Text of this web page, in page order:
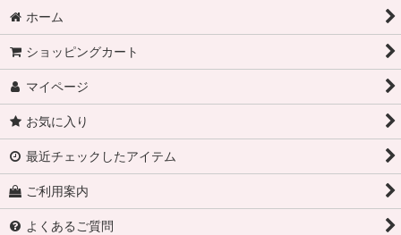
ホーム
ショッピングカート
マイページ
お気に入り
最近チェックしたアイテム
ご利用案内
よくあるご質問